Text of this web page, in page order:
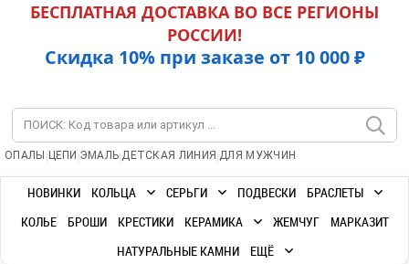
БЕСПЛАТНАЯ ДОСТАВКА ВО ВСЕ РЕГИОНЫ
РОССИИ!
Скидка 10% при заказе от 10 000 ₽
ОПАЛЫ | ЦЕПИ |ЭМАЛЬ|ДЕТСКАЯ ЛИНИЯ |ДЛЯ МУЖЧИН
НОВИНКИ КОЛЬЦА СЕРЬГИ ПОДВЕСКИ
БРАСЛЕТЫ
КОЛЬЕ
БРОШИ КРЕСТИКИ КЕРАМИКА ЖЕМЧУГ
МАРКАЗИТ
НАТУРАЛЬНЫЕ КАМНИ
ЕЩЁ